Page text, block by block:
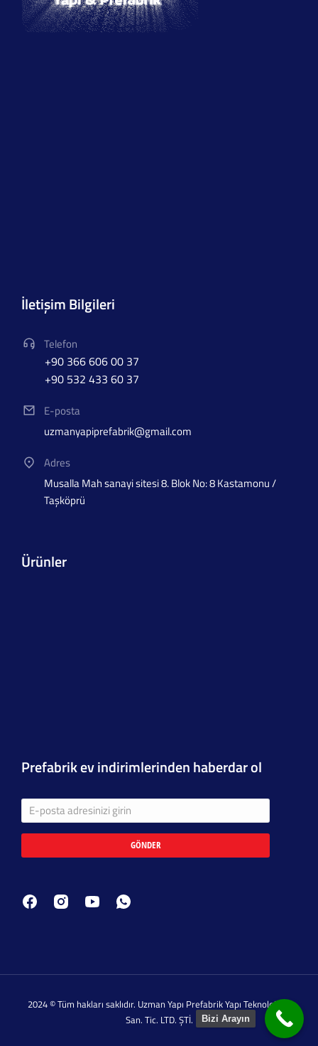
İletişim Bilgileri
Telefon
+90 366 606 00 37
+90 532 433 60 37
E-posta
uzmanyapiprefabrik@gmail.com
Adres
Musalla Mah sanayi sitesi 8. Blok No: 8 Kastamonu /
Taşköprü
Ürünler
Prefabrik ev indirimlerinden haberdar ol
GÖNDER
2024 © Tüm hakları saklıdır. Uzman Yapı Prefabrik Yapı Teknolojileri
San. Tic. LTD. ŞTİ.
Bizi Arayın